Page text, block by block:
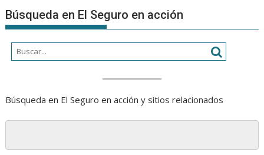
Búsqueda en El Seguro en acción
Búsqueda en El Seguro en acción y sitios relacionados